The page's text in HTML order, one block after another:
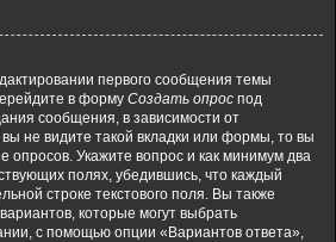
первого сообщения темы
в форму Создать опрос под
сообщения, в зависимости от
не видите такой вкладки или формы, то вы
опросов. Укажите вопрос и как минимум два
полях, убедившись, что каждый
строке текстового поля. Вы также
которые могут выбрать
с помощью опции «Вариантов ответа»,